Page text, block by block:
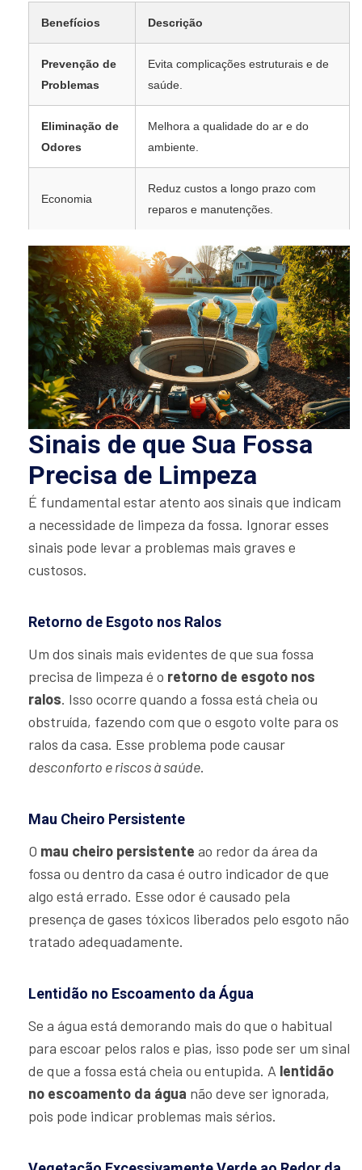
Benefícios Descrição
Prevenção de
Problemas
Evita complicações estruturais e de
saúde.
Eliminação de
Odores
Melhora a qualidade do ar e do
ambiente.
Economia
Reduz custos a longo prazo com
reparos e manutenções.
Sinais de que Sua Fossa
Precisa de Limpeza
É fundamental estar atento aos sinais que indicam
a necessidade de limpeza da fossa. Ignorar esses
sinais pode levar a problemas mais graves e
custosos.
Retorno de Esgoto nos Ralos
Um dos sinais mais evidentes de que sua fossa
precisa de limpeza é o retorno de esgoto nos
ralos. Isso ocorre quando a fossa está cheia ou
obstruída, fazendo com que o esgoto volte para os
ralos da casa. Esse problema pode causar
desconforto e riscos à saúde.
Mau Cheiro Persistente
O mau cheiro persistente ao redor da área da
fossa ou dentro da casa é outro indicador de que
algo está errado. Esse odor é causado pela
presença de gases tóxicos liberados pelo esgoto não
tratado adequadamente.
Lentidão no Escoamento da Água
Se a água está demorando mais do que o habitual
para escoar pelos ralos e pias, isso pode ser um sinal
de que a fossa está cheia ou entupida. A lentidão
no escoamento da água não deve ser ignorada,
pois pode indicar problemas mais sérios.